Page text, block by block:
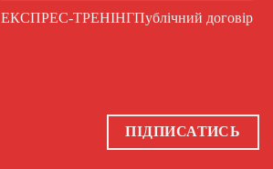
ЕКСПРЕС-ТРЕНІНГПублічний договір
ПІДПИСАТИСЬ